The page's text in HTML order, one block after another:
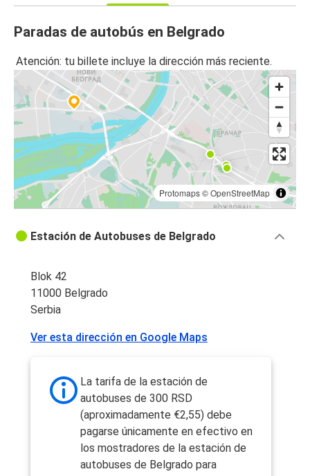
Paradas de autobús en Belgrado
Atención: tu billete incluye la dirección más reciente.
Protomaps©OpenStreetMap
Estación de Autobuses de Belgrado
Blok 42
11000 Belgrado
Serbia
Ver esta dirección en Google Maps
La tarifa de la estación de
autobuses de 300 RSD
(aproximadamente €2,55) debe
pagarse únicamente en efectivo en
los mostradores de la estación de
autobuses de Belgrado para